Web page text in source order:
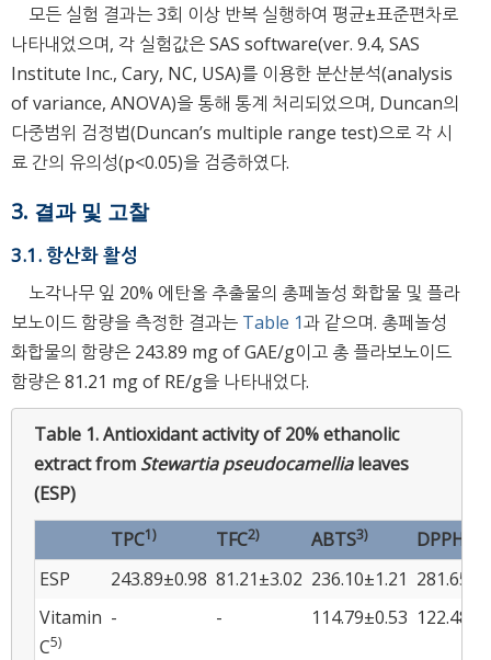
모든 실험 결과는 3회 이상 반복 실행하여 평균±표준편차로
나타내었으며, 각 실험값은 SAS software(ver. 9.4, SAS
Institute Inc., Cary, NC, USA)를 이용한 분산분석(analysis
of variance, ANOVA)을 통해 통계 처리되었으며, Duncan의
다중범위 검정법(Duncan’s multiple range test)으로 각 시
료 간의 유의성(p<0.05)을 검증하였다.
3. 결과 및 고찰
3.1. 항산화 활성
노각나무 잎 20% 에탄올 추출물의 총페놀성 화합물 및 플라
보노이드 함량을 측정한 결과는 Table 1과 같으며. 총페놀성
화합물의 함량은 243.89 mg of GAE/g이고 총 플라보노이드
함량은 81.21 mg of RE/g을 나타내었다.
Table 1.Antioxidant activity of 20% ethanolic
extract from Stewartia pseudocamellialeaves
(ESP)
TPC1) TFC2) ABTS3) DPPH
ESP 243.89±0.98 81.21±3.02 236.10±1.21
Vitamin
C5)
- - 114.79±0.53